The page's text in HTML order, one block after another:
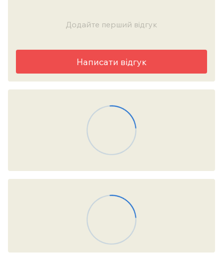
Додайте перший відгук
Написати відгук